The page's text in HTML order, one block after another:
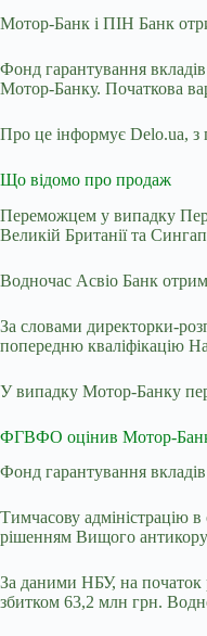
Мотор-Банк і ПІН Банк
Фонд гарантування
Мотор-Банку. Початкова
Про це інформує Delo.ua, з
Що відомо про продаж
Переможцем у випадку
Великій Британії та
Водночас Асвіо Банк
За словами директорки-
попередню кваліфікацію
У випадку Мотор-Банку
ФГВФО оцінив Мотор-
Фонд гарантування
Тимчасову адміністрацію
рішенням Вищого
За даними НБУ, на початок
збитком 63,2 млн грн.